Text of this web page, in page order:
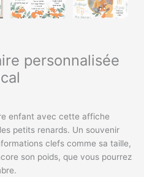
personnalisée
enfant avec cette affiche
petits renards. Un souvenir
clefs comme sa taille,
son poids, que vous pourrez